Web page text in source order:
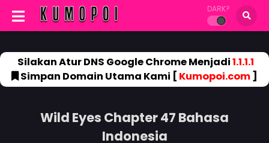
DARK?
Silakan Atur DNS Google Chrome Menjadi1.1.1.1
Simpan Domain Utama Kami [ Kumopoi.com]
Wild Eyes Chapter 47 Bahasa
Indonesia